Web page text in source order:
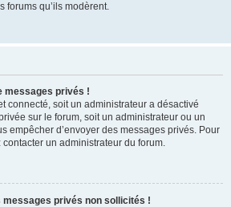
forums qu’ils modèrent.
messages privés !
connecté, soit un administrateur a désactivé
sur le forum, soit un administrateur ou un
empêcher d’envoyer des messages privés. Pour
un administrateur du forum.
privés non sollicités !